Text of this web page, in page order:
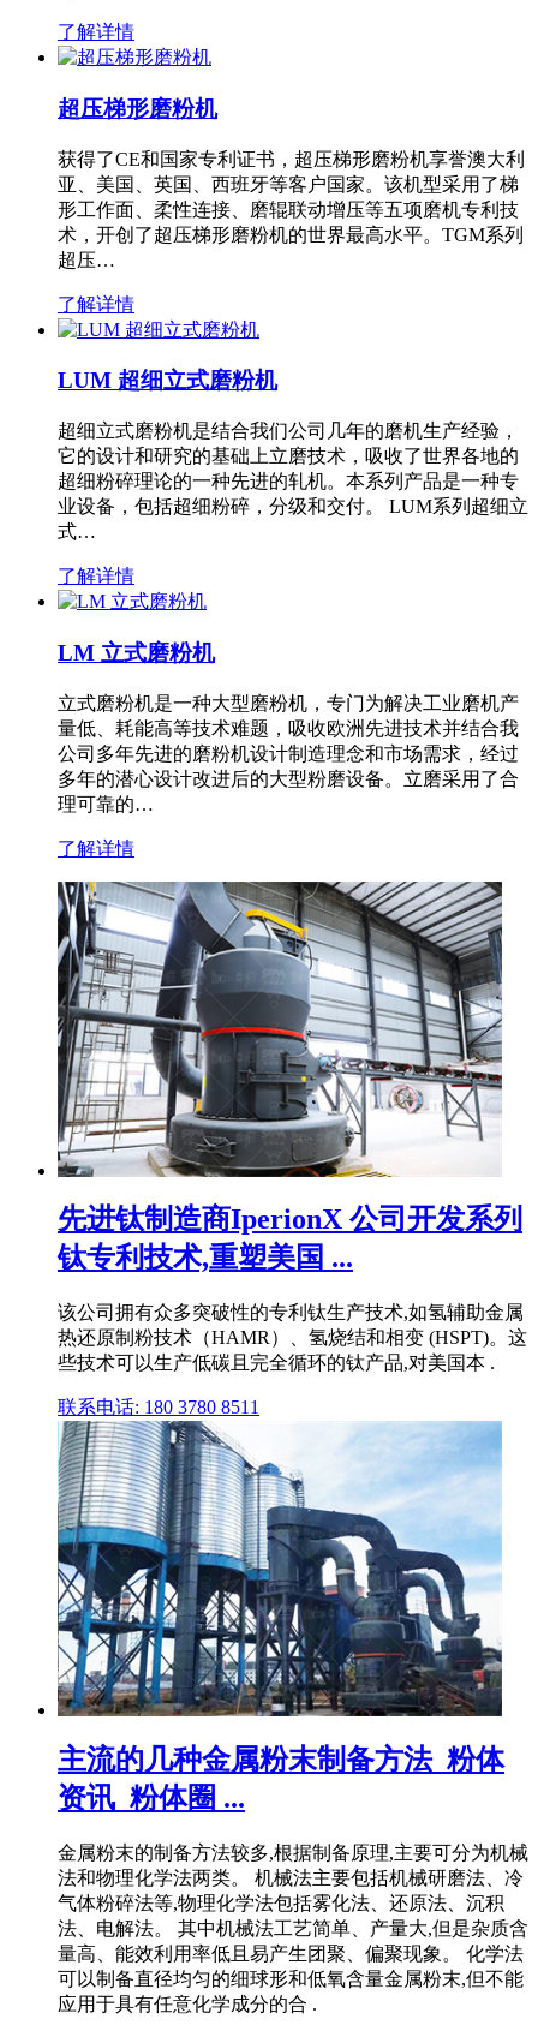
了解详情
超压梯形磨粉机
获得了CE和国家专利证书，超压梯形磨粉机享誉澳大利
亚、美国、英国、西班牙等客户国家。该机型采用了梯
形工作面、柔性连接、磨辊联动增压等五项磨机专利技
术，开创了超压梯形磨粉机的世界最高水平。TGM系列
超压…
了解详情
LUM 超细立式磨粉机
超细立式磨粉机是结合我们公司几年的磨机生产经验，
它的设计和研究的基础上立磨技术，吸收了世界各地的
超细粉碎理论的一种先进的轧机。本系列产品是一种专
业设备，包括超细粉碎，分级和交付。 LUM系列超细立
式…
了解详情
LM 立式磨粉机
立式磨粉机是一种大型磨粉机，专门为解决工业磨机产
量低、耗能高等技术难题，吸收欧洲先进技术并结合我
公司多年先进的磨粉机设计制造理念和市场需求，经过
多年的潜心设计改进后的大型粉磨设备。立磨采用了合
理可靠的…
了解详情
先进钛制造商IperionX 公司开发系列
钛专利技术,重塑美国 ...
该公司拥有众多突破性的专利钛生产技术,如氢辅助金属
热还原制粉技术（HAMR）、氢烧结和相变 (HSPT)。这
些技术可以生产低碳且完全循环的钛产品,对美国本 .
联系电话: 180 3780 8511
主流的几种金属粉末制备方法_粉体
资讯_粉体圈 ...
金属粉末的制备方法较多,根据制备原理,主要可分为机械
法和物理化学法两类。 机械法主要包括机械研磨法、冷
气体粉碎法等,物理化学法包括雾化法、还原法、沉积
法、电解法。 其中机械法工艺简单、产量大,但是杂质含
量高、能效利用率低且易产生团聚、偏聚现象。 化学法
可以制备直径均匀的细球形和低氧含量金属粉末,但不能
应用于具有任意化学成分的合 .